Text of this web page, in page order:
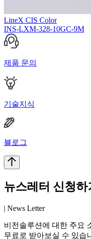
LineX CIS Color
INS-LXM-328-10GC-9M
제품 문의
기술지식
블로그
뉴스레터 신청하
| News Letter
비전솔루션에 대한 주요
무료로 받아보실 수 있습